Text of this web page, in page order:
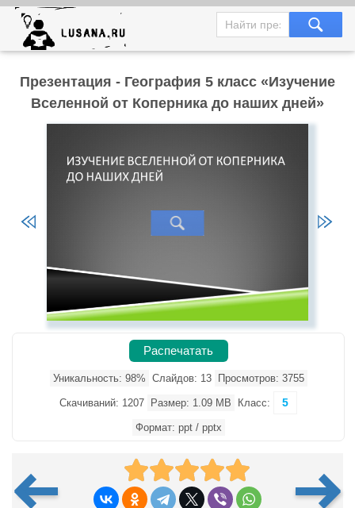
Презентация - География 5 класс «Изучение
Вселенной от Коперника до наших дней»
Распечатать
Уникальность: 98% Слайдов: 13 Просмотров: 3755
Скачиваний: 1207 Размер: 1.09 MB Класс: 5
Формат: ppt / pptx